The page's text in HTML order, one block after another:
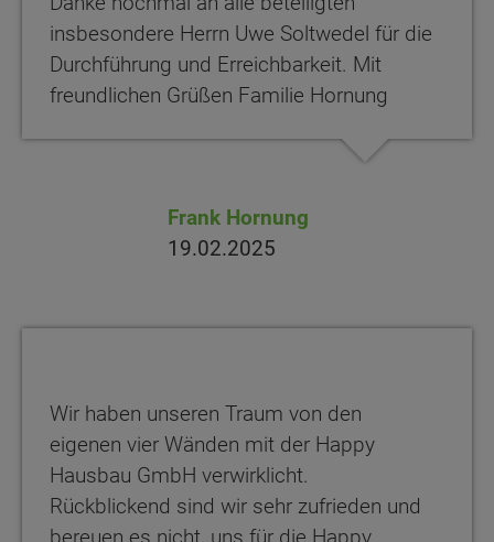
insbesondere Herrn Uwe Soltwedel für die
Durchführung und Erreichbarkeit. Mit
freundlichen Grüßen Familie Hornung
Frank Hornung
19.02.2025
Wir haben unseren Traum von den
eigenen vier Wänden mit der Happy
Hausbau GmbH verwirklicht.
Rückblickend sind wir sehr zufrieden und